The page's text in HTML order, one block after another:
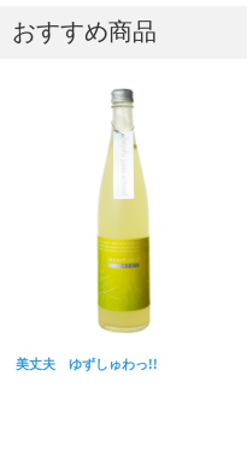
おすすめ商品
美丈夫 ゆずしゅわっ!!